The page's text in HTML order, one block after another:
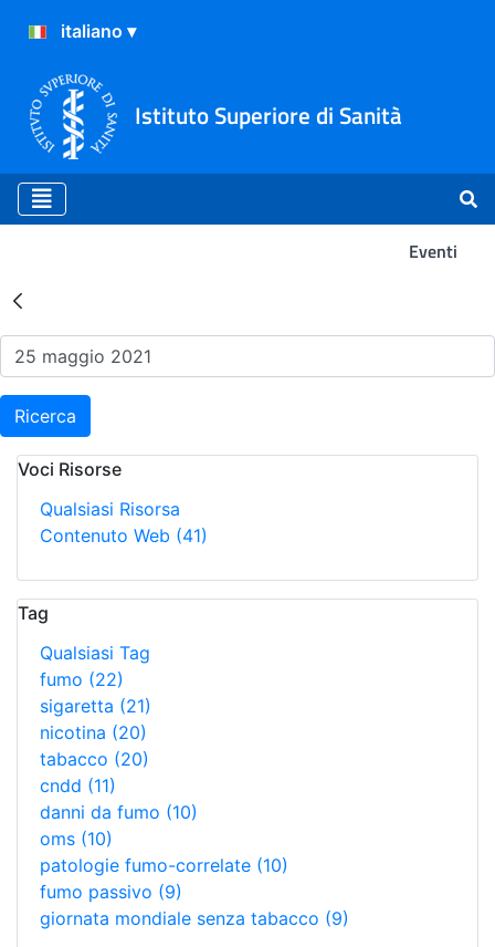
Istituto Superiore di Sanità
Eventi
Risultati della Ricerca -
Ricerca
Voci Risorse
Qualsiasi Risorsa
Contenuto Web (41)
Tag
Qualsiasi Tag
fumo (22)
sigaretta (21)
nicotina (20)
tabacco (20)
cndd (11)
danni da fumo (10)
oms (10)
patologie fumo-correlate (10)
fumo passivo (9)
giornata mondiale senza tabacco (9)